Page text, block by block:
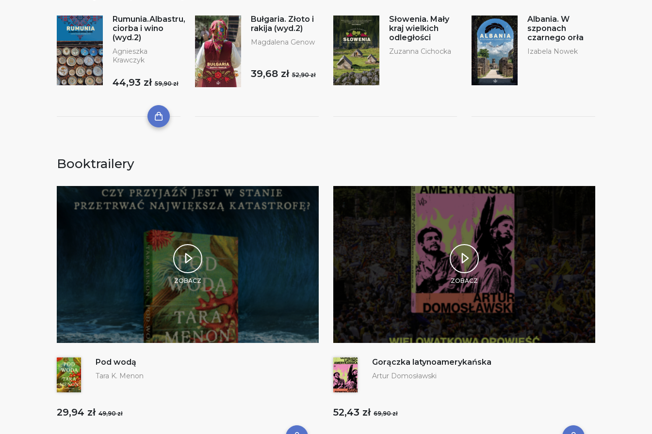
Rumunia.Albastru,
ciorba i wino
(wyd.2)
Agnieszka
Krawczyk
44,93 zł59,90 zł
Bułgaria. Złoto i
rakija (wyd.2)
Magdalena Genow
39,68 zł52,90 zł
Słowenia. Mały
kraj wielkich
odległości
Zuzanna Cichocka
Albania. W
szponach
czarnego orła
Izabela Nowek
Booktrailery
ZOBACZ
Pod wodą
Tara K. Menon
29,94 zł 49,90 zł
ZOBACZ
Gorączka latynoamerykańska
Artur Domosławski
52,43 zł 69,90 zł